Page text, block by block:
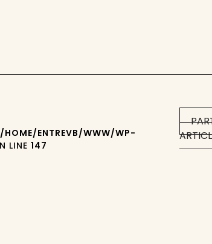
/HOME/ENTREVB/WWW/WP-
LINE147